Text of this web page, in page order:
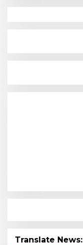
Translate News: